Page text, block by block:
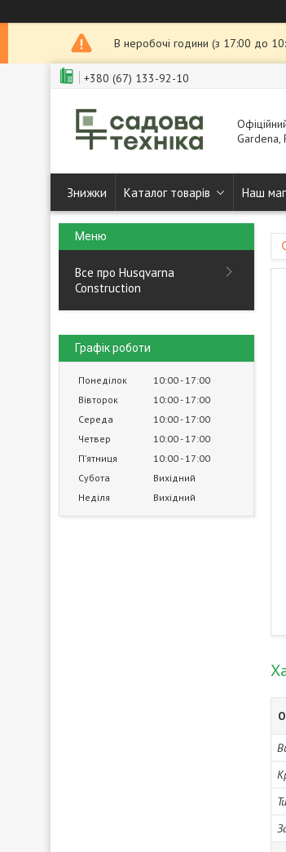
В неробочі години (з 17:00 до
+380 (67) 133-92-10
Gardena,
Знижки Каталог товарів Наш
Все про Husqvarna
Construction
Графік роботи
Понеділок 10:00 17:00
Вівторок
10:00 17:00
Середа
10:00 17:00
Четвер
10:00 17:00
Пʼятниця
10:00 17:00
Субота
Вихідний
Неділя
Вихідний